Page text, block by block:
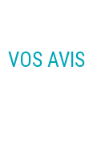
VOS AVIS